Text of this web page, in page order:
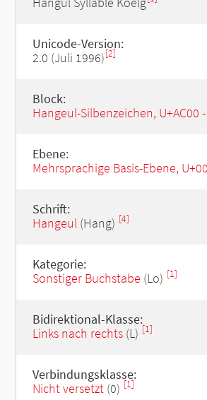
Unicode-Version:
2.0 (Juli 1996)[2]
Block:
Hangeul-Silbenzeichen, U+AC00 -
Ebene:
Mehrsprachige Basis-Ebene,
Schrift:
Hangeul(Hang) [4]
Kategorie:
Sonstiger Buchstabe (Lo) [1]
Bidirektional-Klasse:
Links nach rechts(L) [1]
Verbindungsklasse:
Nicht versetzt(0) [1]